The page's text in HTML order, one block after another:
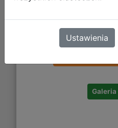
Ustawienia